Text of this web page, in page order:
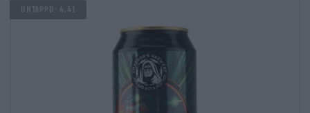
Untappd: 4,41